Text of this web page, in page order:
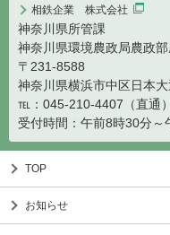
相鉄企業 株式会社
神奈川県所管課
神奈川県環境農政局農政
〒231-8588
神奈川県横浜市中区日本大
℡：045-210-4407（直通）
受付時間：午前8時30分～
TOP
お知らせ